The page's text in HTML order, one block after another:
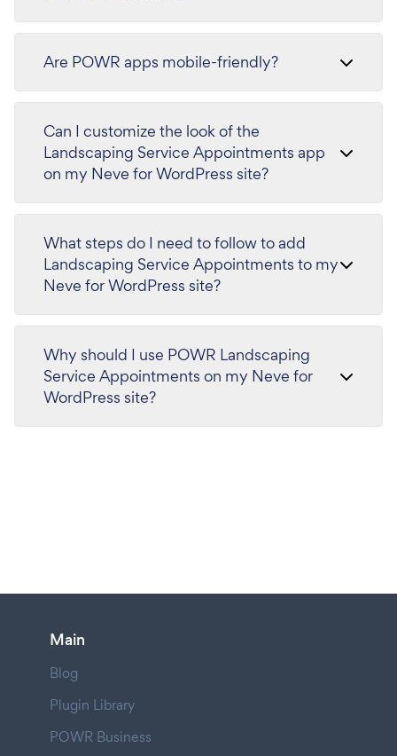
Are POWR apps mobile-friendly?
Can I customize the look of the
Landscaping Service Appointments app
on my Neve for WordPress site?
What steps do I need to follow to add
Landscaping Service Appointments to my
Neve for WordPress site?
Why should I use POWR Landscaping
Service Appointments on my Neve for
WordPress site?
Main
Blog
Plugin Library
POWR Business